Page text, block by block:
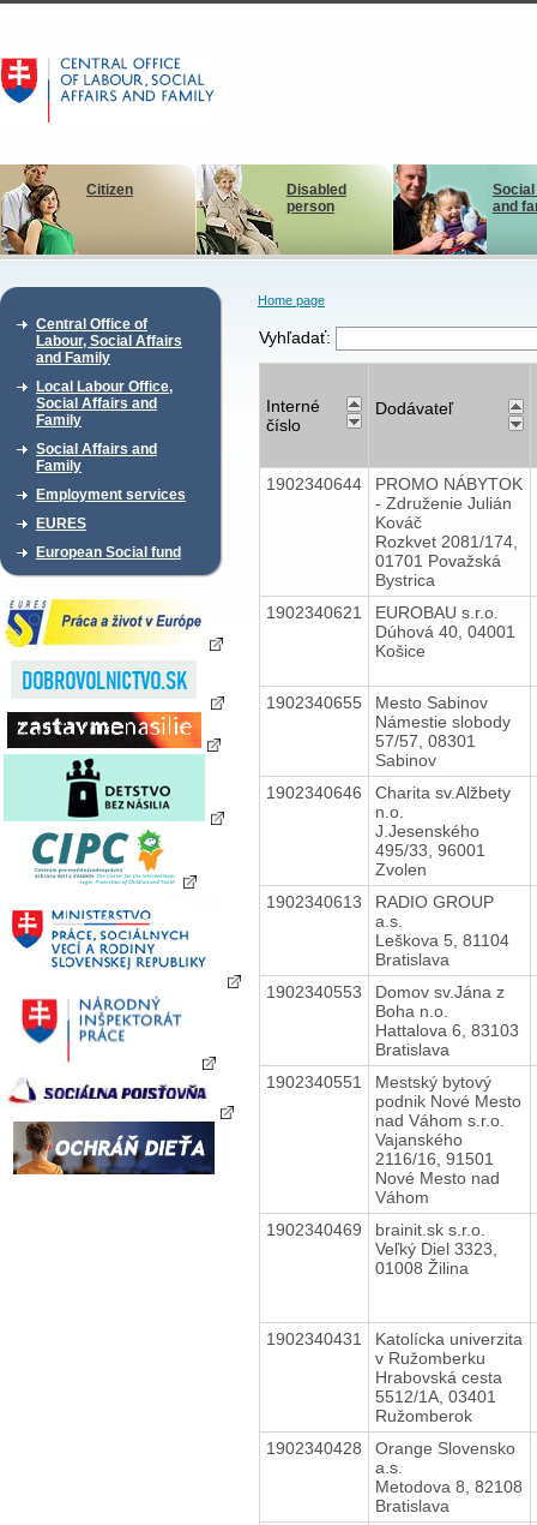
Citizen
Disabled
person
and
Central Office of
Labour, Social Affairs
and Family
Local Labour Office,
Social Affairs and
Family
Social Affairs and
Family
Employment services
EURES
European Social fund
Home page
Vyhľadať:
Interné
číslo
Dodávateľ
1902340644
PROMO NÁBYTOK
- Združenie Julián
Kováč
Rozkvet 2081/174,
01701 Považská
Bystrica
1902340621
EUROBAU s.r.o.
Dúhová 40, 04001
Košice
1902340655
Mesto Sabinov
Námestie slobody
57/57, 08301
Sabinov
1902340646
Charita sv.Alžbety
n.o.
J.Jesenského
495/33, 96001
Zvolen
1902340613
RADIO GROUP
a.s.
Leškova 5, 81104
Bratislava
1902340553
Domov sv.Jána z
Boha n.o.
Hattalova 6, 83103
Bratislava
1902340551
Mestský bytový
podnik Nové Mesto
nad Váhom s.r.o.
Vajanského
2116/16, 91501
Nové Mesto nad
Váhom
1902340469
brainit.sk s.r.o.
Veľký Diel 3323,
01008 Žilina
1902340431
Katolícka univerzita
v Ružomberku
Hrabovská cesta
5512/1A, 03401
Ružomberok
1902340428
Orange Slovensko
a.s.
Metodova 8, 82108
Bratislava